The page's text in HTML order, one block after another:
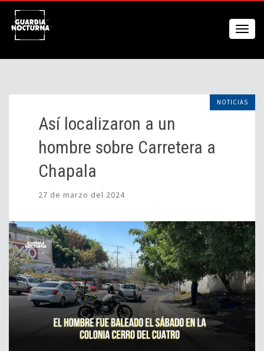
NOTICIAS
Así localizaron a un
hombre sobre Carretera a
Chapala
27 de marzo del 2024